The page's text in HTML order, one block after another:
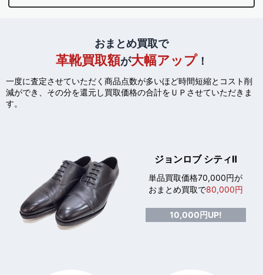
おまとめ買取で
革靴買取額が大幅アップ！
一度に査定させていただく商品点数が多いほど時間短縮とコスト削
減ができ、 その分を還元し買取価格の合計をＵＰさせていただきま
す。
ジョンロブ シティⅡ
単品買取価格70,000円が
おまとめ買取で80,000円
10,000円UP!